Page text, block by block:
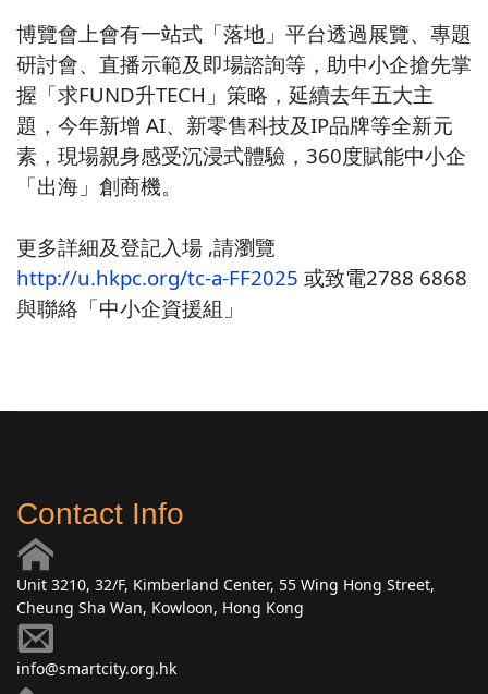
博覽會上會有一站式「落地」平台透過展覽、專題
研討會、直播示範及即場諮詢等，助中小企搶先掌
握「求FUND升TECH」策略，延續去年五大主
題，今年新增 AI、新零售科技及IP品牌等全新元
素，現場親身感受沉浸式體驗，360度賦能中小企
「出海」創商機。
更多詳細及登記入場 ,請瀏覽
http://u.hkpc.org/tc-a-FF2025 或致電2788 6868
與聯絡「中小企資援組」
Contact Info
Unit 3210, 32/F, Kimberland Center, 55 Wing Hong Street,
Cheung Sha Wan, Kowloon, Hong Kong
info@smartcity.org.hk